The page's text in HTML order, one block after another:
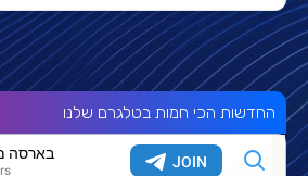
החדשות הכי חמות בטלגרם שלנו